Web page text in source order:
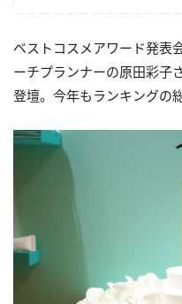
ベストコスメアワード発表
ーチプランナーの原田彩子
登壇。今年もランキングの